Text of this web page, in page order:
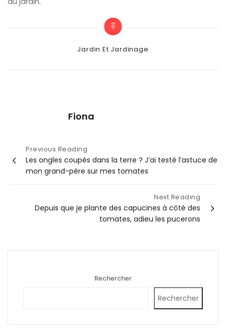
Categories
Jardin Et Jardinage
Fiona
Navigation
de
l’article
Previous Reading
Les ongles coupés dans la terre ? J’ai testé l’astuce de
mon grand-père sur mes tomates
Next Reading
Depuis que je plante des capucines à côté des
tomates, adieu les pucerons
Rechercher
Rechercher